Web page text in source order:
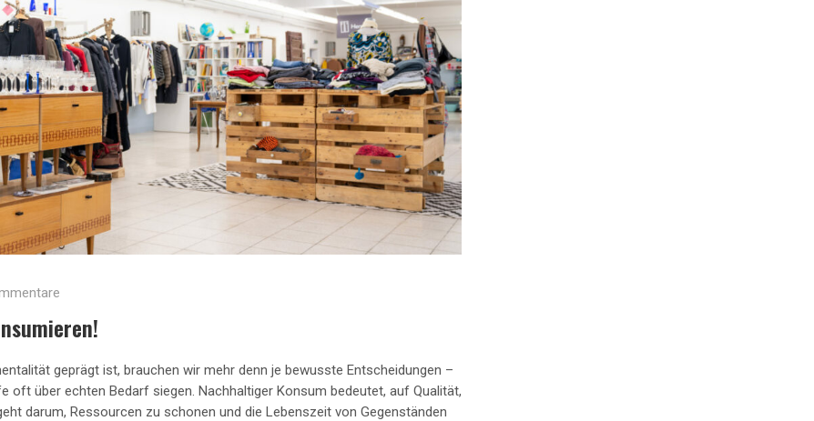
geprägt ist, brauchen wir mehr denn je bewusste Entscheidungen –
oft über echten Bedarf siegen. Nachhaltiger Konsum bedeutet, auf Qualität,
darum, Ressourcen zu schonen und die Lebenszeit von Gegenständen